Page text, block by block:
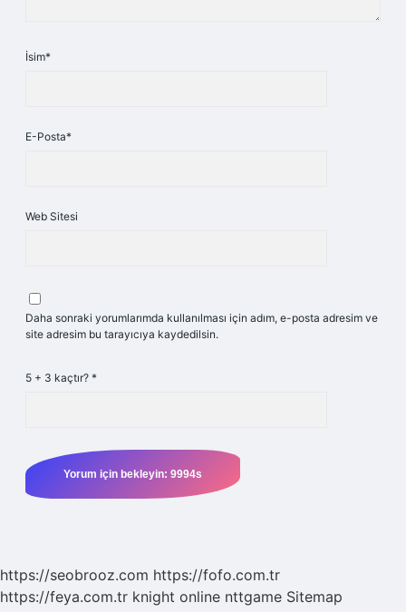
İsim*
E-Posta*
Web Sitesi
Daha sonraki yorumlarımda kullanılması için adım, e-posta adresim ve
site adresim bu tarayıcıya kaydedilsin.
5 + 3 kaçtır? *
https://seobrooz.com https://fofo.com.tr
https://feya.com.tr knight online nttgame Sitemap